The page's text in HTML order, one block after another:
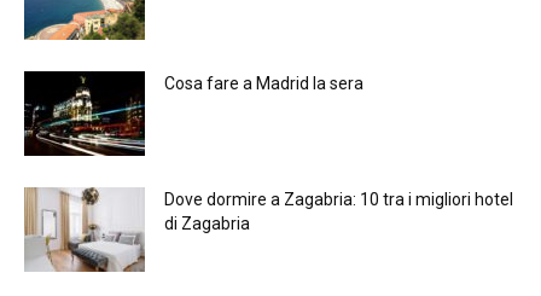
Cosa fare a Madrid la sera
Dove dormire a Zagabria: 10 tra i migliori hotel
di Zagabria